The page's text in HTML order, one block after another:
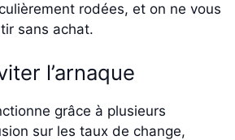
rodées, et on ne vous
sans achat.
l’arnaque
grâce à plusieurs
sur les taux de change,